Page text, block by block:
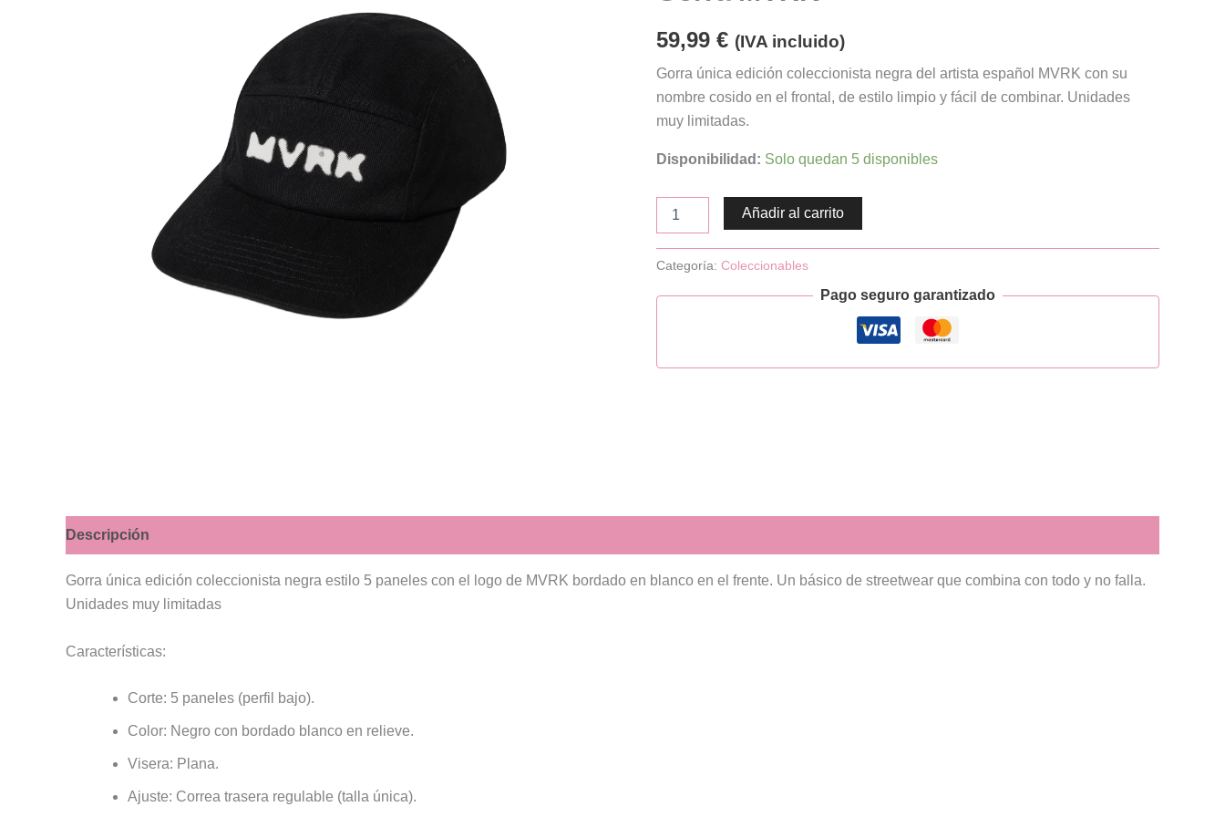
59,99 € (IVA incluido)
Gorra única edición coleccionista negra del artista español MVRK con su
nombre cosido en el frontal, de estilo limpio y fácil de combinar. Unidades
muy limitadas.
Disponibilidad: Solo quedan 5 disponibles
Añadir al carrito
Categoría: Coleccionables
Pago seguro garantizado
Descripción
Gorra única edición coleccionista negra estilo 5 paneles con el logo de MVRK bordado en blanco en el frente. Un básico de streetwear que combina con todo y no falla.
Unidades muy limitadas
Características:
Corte: 5 paneles (perfil bajo).
Color: Negro con bordado blanco en relieve.
Visera: Plana.
Ajuste: Correa trasera regulable (talla única).